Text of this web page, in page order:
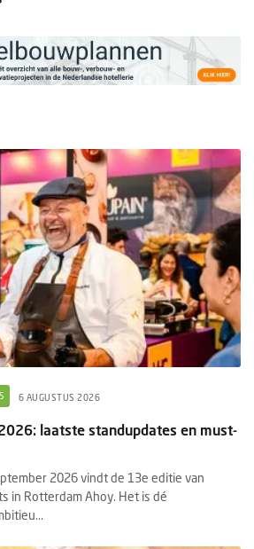
6 AUGUSTUS 2026
laatste standupdates en must-
2026 vindt de 13e editie van
in Rotterdam Ahoy. Het is dé